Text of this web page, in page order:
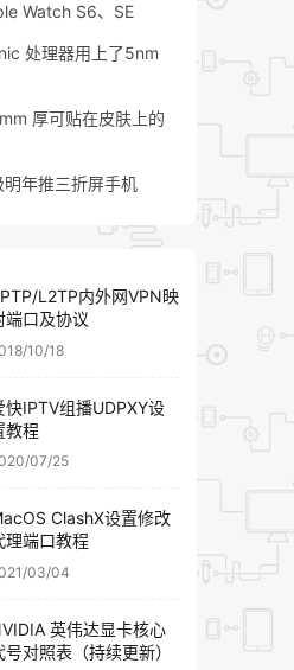
Watch S6、SE
处理器用上了5nm
厚可贴在皮肤上的
年推三折屏手机
L2TP内外网VPN映
端口及协议
10/18
快IPTV组播UDPXY设
教程
07/25
ClashX设置修改
理端口教程
03/04
英伟达显卡核心
号对照表（持续更新）